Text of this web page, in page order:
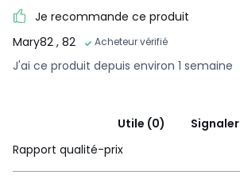
Je recommande ce produit
Mary82 , 82 Acheteur vérifié
J'ai ce produit depuis environ 1 semaine
Utile (0)
Signaler
Rapport qualité-prix